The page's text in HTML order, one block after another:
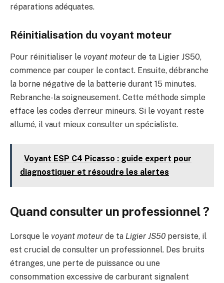
réparations adéquates.
Réinitialisation du voyant moteur
Pour réinitialiser le voyant moteur de ta Ligier JS50,
commence par couper le contact. Ensuite, débranche
la borne négative de la batterie durant 15 minutes.
Rebranche-la soigneusement. Cette méthode simple
efface les codes d’erreur mineurs. Si le voyant reste
allumé, il vaut mieux consulter un spécialiste.
Voyant ESP C4 Picasso : guide expert pour
diagnostiquer et résoudre les alertes
Quand consulter un professionnel ?
Lorsque le voyant moteur de ta Ligier JS50 persiste, il
est crucial de consulter un professionnel. Des bruits
étranges, une perte de puissance ou une
consommation excessive de carburant signalent